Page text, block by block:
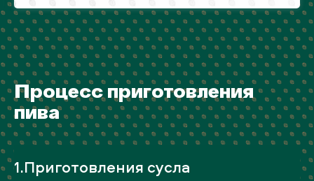
Процесс приготовления
пива
1.Приготовления сусла